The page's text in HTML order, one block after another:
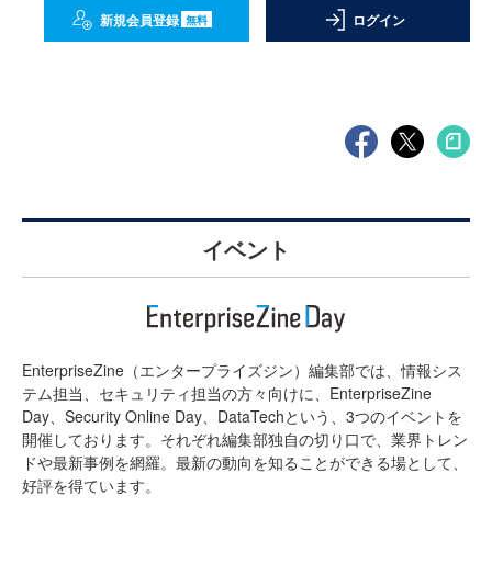
新規会員登録 無料 ログイン
イベント
EnterpriseZine（エンタープライズジン）編集部では、情報シス
テム担当、セキュリティ担当の方々向けに、EnterpriseZine
Day、Security Online Day、DataTechという、3つのイベントを
開催しております。それぞれ編集部独自の切り口で、業界トレン
ドや最新事例を網羅。最新の動向を知ることができる場として、
好評を得ています。